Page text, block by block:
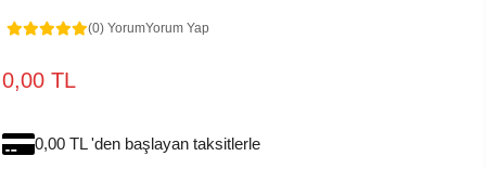
(0) YorumYorum Yap
0,00 TL
0,00 TL 'den başlayan taksitlerle